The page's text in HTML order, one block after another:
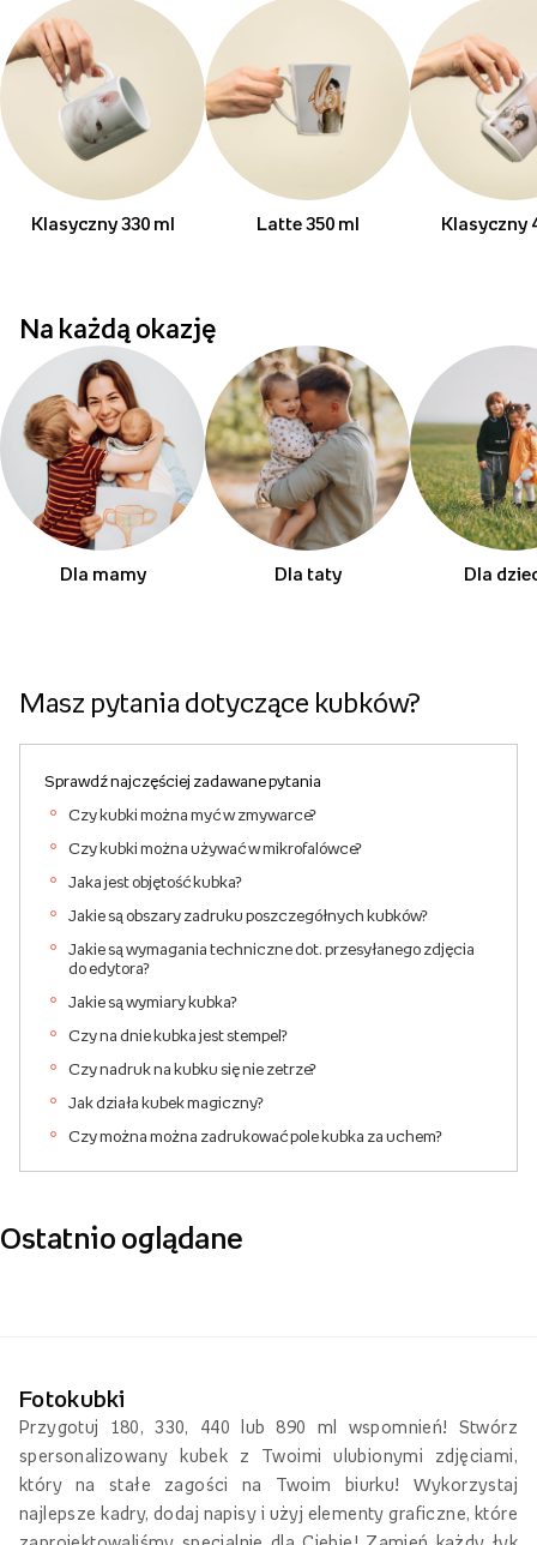
Klasyczny 330 ml Latte 350 ml Klasyczny
Na każdą okazję
Dla mamy Dla taty Dla
Masz pytania dotyczące kubków?
Sprawdź najczęściej zadawane pytania
Czy kubki można myć w zmywarce?
Czy kubki można używać w mikrofalówce?
Jaka jest objętość kubka?
Jakie są obszary zadruku poszczegółnych kubków?
Jakie są wymagania techniczne dot. przesyłanego zdjęcia
do edytora?
Jakie są wymiary kubka?
Czy na dnie kubka jest stempel?
Czy nadruk na kubku się nie zetrze?
Jak działa kubek magiczny?
Czy można można zadrukować pole kubka za uchem?
Ostatnio oglądane
Fotokubki
Przygotuj 180, 330, 440 lub 890 ml wspomnień! Stwórz
spersonalizowany kubek z Twoimi ulubionymi zdjęciami,
który na stałe zagości na Twoim biurku! Wykorzystaj
najlepsze kadry, dodaj napisy i użyj elementy graficzne, które